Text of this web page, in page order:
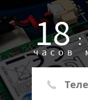
18 :
часов